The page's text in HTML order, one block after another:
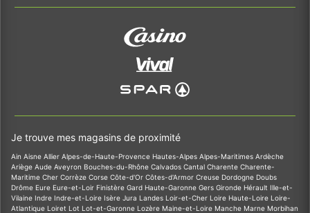
Je trouve mes magasins de proximité
Ain Aisne Allier Alpes-de-Haute-Provence Hautes-Alpes Alpes-Maritimes Ardèche
Ariège Aude Aveyron Bouches-du-Rhône Calvados Cantal Charente Charente-
Maritime Cher Corrèze Corse Côte-d'Or Côtes-d'Armor Creuse Dordogne Doubs
Drôme Eure Eure-et-Loir Finistère Gard Haute-Garonne Gers Gironde Hérault Ille-et-
Vilaine Indre Indre-et-Loire Isère Jura Landes Loir-et-Cher Loire Haute-Loire Loire-
Atlantique Loiret Lot Lot-et-Garonne Lozère Maine-et-Loire Manche Marne Morbihan